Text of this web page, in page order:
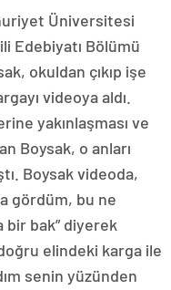
Üniversitesi
Edebiyatı Bölümü
okuldan çıkıp işe
videoya aldı.
yakınlaşması ve
Boysak, o anları
Boysak videoda,
gördüm, bu ne
bir bak” diyerek
elindeki karga ile
senin yüzünden